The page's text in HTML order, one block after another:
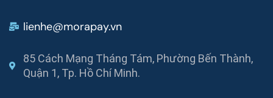
lienhe@morapay.vn
85 Cách Mạng Tháng Tám, Phường Bến Thành,
Quận 1, Tp. Hồ Chí Minh.